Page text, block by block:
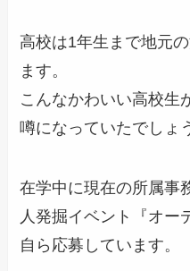
高校は1年生まで地元
ます。
こんなかわいい高校生
噂になっていたでしょ
在学中に現在の所属事
人発掘イベント『オー
自ら応募 しています。